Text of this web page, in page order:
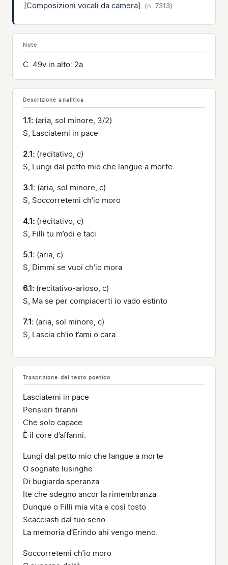
[Composizioni vocali da camera] (n. 7313)
Note
C. 49v in alto: 2a
Descrizione analitica
1.1: (aria, sol minore, 3/2)
S, Lasciatemi in pace
2.1: (recitativo, c)
S, Lungi dal petto mio che langue a morte
3.1: (aria, sol minore, c)
S, Soccorretemi ch’io moro
4.1: (recitativo, c)
S, Filli tu m’odi e taci
5.1: (aria, c)
S, Dimmi se vuoi ch’io mora
6.1: (recitativo-arioso, c)
S, Ma se per compiacerti io vado estinto
7.1: (aria, sol minore, c)
S, Lascia ch’io t’ami o cara
Trascrizione del testo poetico
Lasciatemi in pace
Pensieri tiranni
Che solo capace
È il core d’affanni.
Lungi dal petto mio che langue a morte
O sognate lusinghe
Di bugiarda speranza
Ite che sdegno ancor la rimembranza
Dunque o Filli mia vita e così tosto
Scacciasti dal tuo seno
La memoria d’Erindo ahi vengo meno.
Soccorretemi ch’io moro